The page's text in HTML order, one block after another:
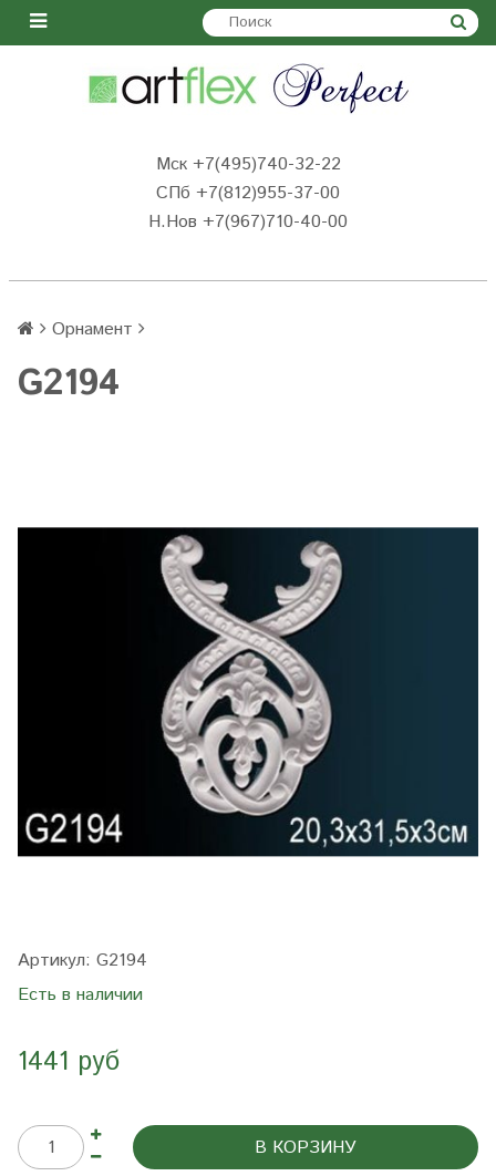
Мск +7(495)740-32-22
СПб +7(812)955-37-00
Н.Нов +7(967)710-40-00
Орнамент
G2194
Артикул: G2194
Есть в наличии
1441 руб
В КОРЗИНУ